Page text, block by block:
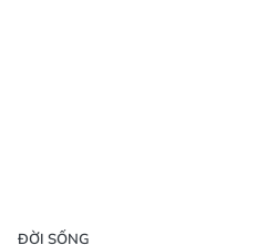
ĐỜI SỐNG